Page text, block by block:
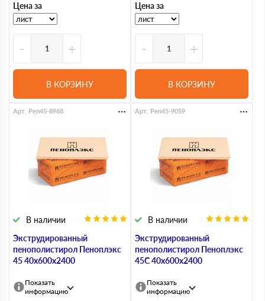
Цена за
- +
В КОРЗИНУ
Цена за
- +
В КОРЗИНУ
Экструдированный
пенополистирол Пеноплэкс
45 40х600х2400
В наличии
Арт. Pen45-8968
Показать
информацию
Экструдированный
пенополистирол Пеноплэкс
45С 40х600х2400
В наличии
Арт. Pen45-9059
Показать
информацию